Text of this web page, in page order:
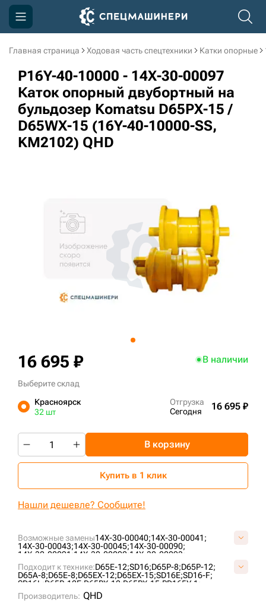
Главная страница Ходовая часть спецтехники Катки опорные
P16Y-40-10000 - 14X-30-00097
Каток опорный двубортный на
бульдозер Komatsu D65PX-15 /
D65WX-15 (16Y-40-10000-SS,
KM2102) QHD
Возможные замены14X-30-00040;14X-30-00041;
14X-30-00043;14X-30-00045;14X-30-00090;
14X-30-00091;14X-30-00092;14X-30-00093;
14X-30-00095;
14X-30-00096; 14X-30-00097;
14X-30-00135;14X-30-00136;14X-30-01030;
14X-30-14200;14X-30-14200-6;14X-30-14200-9;
B40650E0Y00;KM2102;
Подходит к технике:D65E-12;SD16;D65P-8;D65P-12;
D65A-8;D65E-8;D65EX-12;D65EX-15;SD16E;SD16-F;
SD16L;D65P-12E;D65PX-12;D65PX-15;PD165Y-1;
D63E-12;
D65EX-16; D65EX-17;
D60P-12;D65WX-15; TA1602;
Производитель: QHD
16 695 ₽ В наличии
Выберите склад
Красноярск
32 шт
Отгрузка
Сегодня
16 695 ₽
В корзину
Купить в 1 клик
Нашли дешевле? Сообщите!
Компания
Акции
Доставка и оплата
Информация
sksale@skdst.ru
+7 (499) 394-50-93